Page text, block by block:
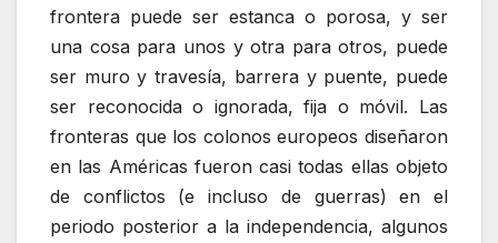
frontera puede ser estanca o porosa, y ser
una cosa para unos y otra para otros, puede
ser muro y travesía, barrera y puente, puede
ser reconocida o ignorada, fija o móvil. Las
fronteras que los colonos europeos diseñaron
en las Américas fueron casi todas ellas objeto
de conflictos (e incluso de guerras) en el
periodo posterior a la independencia, algunos